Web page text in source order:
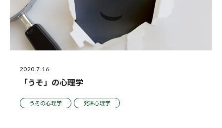
2020.7.16
「うそ」の心理学
うその心理学 発達心理学